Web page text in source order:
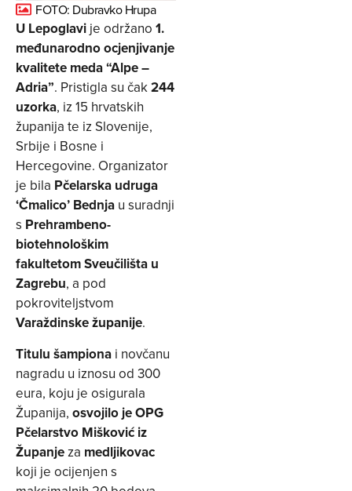
FOTO: Dubravko Hrupa
U Lepoglavi je održano 1.
međunarodno ocjenjivanje
kvalitete meda “Alpe –
Adria”. Pristigla su čak244
uzorka, iz 15 hrvatskih
županija te iz Slovenije,
Srbije i Bosne i
Hercegovine. Organizator
je bila Pčelarska udruga
‘Čmalico’ Bednja u suradnji
s Prehrambeno-
biotehnološkim
fakultetom Sveučilišta u
Zagrebu, a pod
pokroviteljstvom
Varaždinske županije.
Titulu šampiona i novčanu
nagradu u iznosu od 300
eura, koju je osigurala
Županija, osvojilo je OPG
Pčelarstvo Mišković iz
Županjeza medljikovac
koji je ocijenjen s